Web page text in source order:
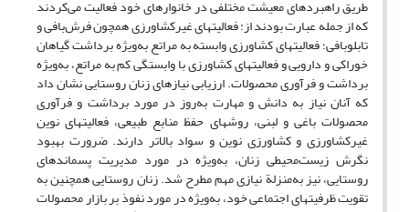
طریق راهبردهای معیشت مختلفی در خانوارهای خود فعالیت می‌کردند
که از جمله عبارت بودند از: فعالیت‏های غیرکشاورزی همچون فرش‌بافی و
تابلوبافی؛ فعالیت‏های کشاورزی وابسته به مراتع به‌ویژه برداشت گیاهان
خوراکی و دارویی و فعالیت‏های کشاورزی با وابستگی کم به مراتع، به‌ویژه
برداشت و فرآوری محصولات. ارزیابی نیازهای زنان روستایی نشان داد
که آنان نیاز به دانش و مهارت به‌روز در مورد برداشت و فرآوری
محصولات باغی و لبنی، روش‏های حفظ منابع طبیعی، فعالیت‏های نوین
غیرکشاورزی و کشاورزی نوین و سواد بالاتر دارند. ضرورت بهبود
نگرش زیست‌‏محیطی زنان، به‌ویژه در مورد مدیریت پسماندهای
روستایی، نیز به‌منزلة نیازی مهم مطرح شد. زنان روستایی همچنین به
تقویت ظرفیت‏های اجتماعی خود، به‌ویژه در مورد نفوذ بر بازار محصولات